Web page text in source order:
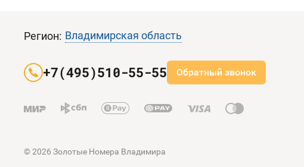
Регион: Владимирская область
+7(495)510-55-55 Обратный звонок
© 2026 Золотые Номера Владимира